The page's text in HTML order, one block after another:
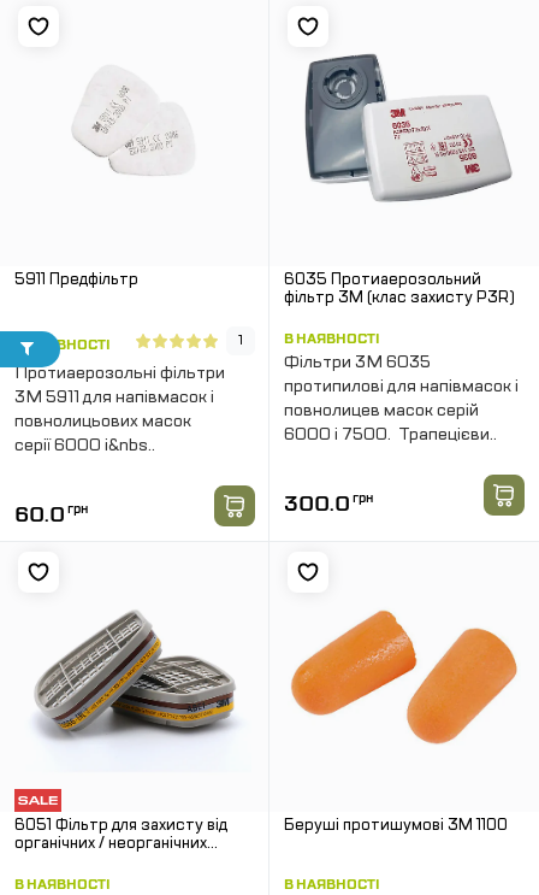
5911 Предфільтр
В НАЯВНОСТІ 1
Протиаерозольні фільтри
3М 5911 для напівмасок і
повнолицьових масок
серії 6000 і&nbs..
60.0 грн
6035 Протиаерозольний
фільтр 3М (клас захисту P3R)
В НАЯВНОСТІ
Фільтри 3М 6035
протипилові для напівмасок і
повнолицев масок серій
6000 і 7500. Трапецієви..
300.0 грн
6051 Фільтр для захисту від
органічних / неорганічних
захисту ABE1)
В НАЯВНОСТІ
Беруші протишумові 3M 1100
В НАЯВНОСТІ